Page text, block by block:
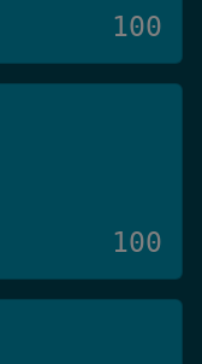
100
100